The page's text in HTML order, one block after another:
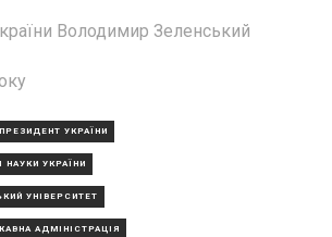
Володимир Зеленський
ПРЕЗИДЕНТ УКРАЇНИ
НАУКИ УКРАЇНИ
УНІВЕРСИТЕТ
АДМІНІСТРАЦІЯ